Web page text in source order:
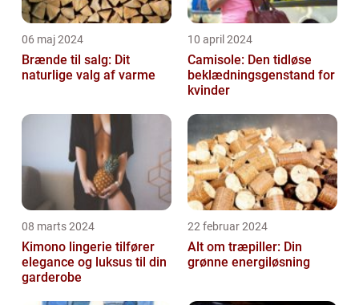
06 maj 2024
Brænde til salg: Dit
naturlige valg af varme
10 april 2024
Camisole: Den tidløse
beklædningsgenstand for
kvinder
08 marts 2024
Kimono lingerie tilfører
elegance og luksus til din
garderobe
22 februar 2024
Alt om træpiller: Din
grønne energiløsning